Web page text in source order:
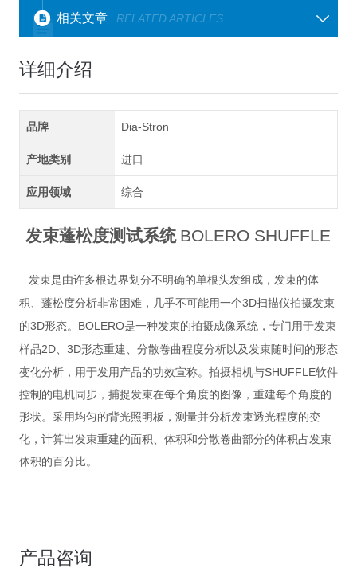
相关文章 RELATED ARTICLES
详细介绍
品牌 Dia-Stron
产地类别 进口
应用领域 综合
发束蓬松度测试系统 BOLERO SHUFFLE
发束是由许多根边界划分不明确的单根头发组成，发束的体
积、蓬松度分析非常困难，几乎不可能用一个3D扫描仪拍摄发束
的3D形态。 BOLERO是一种发束的拍摄成像系统，专门用于发束
样品2D、 3D形态重建、分散卷曲程度分析以及发束随时间的形态
变化分析，用于发用产品的功效宣称。拍摄相机与SHUFFLE软件
控制的电机同步，捕捉发束在每个角度的图像，重建每个角度的
形状。采用均匀的背光照明板，测量并分析发束透光程度的变
化，计算出发束重建的面积、体积和分散卷曲部分的体积占发束
体积的百分比。
产品咨询